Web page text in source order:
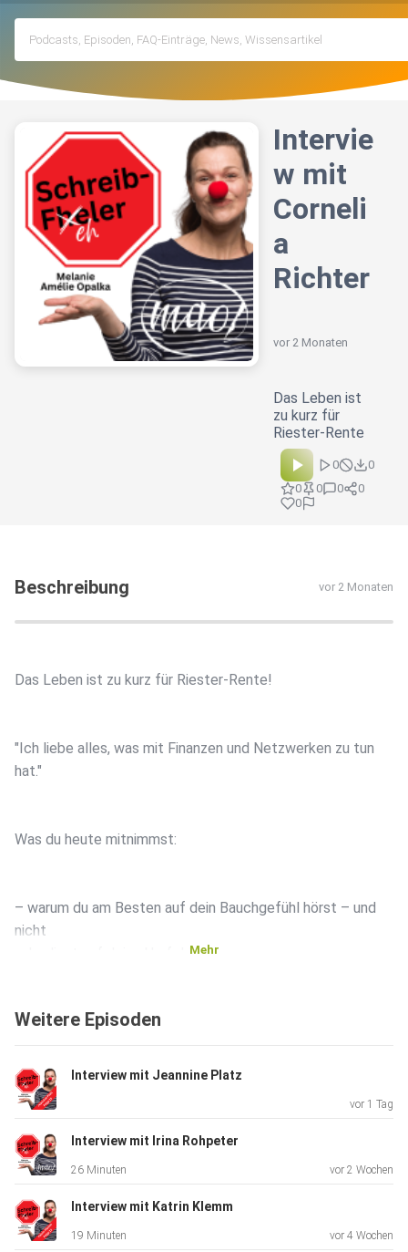
Intervie
w mit
Corneli
a
Richter
vor 2 Monaten
Das Leben ist
zu kurz für
Riester-Rente
0
0
0
0 0
0
0
Beschreibung vor 2 Monaten
Das Leben ist zu kurz für Riester-Rente!
"Ich liebe alles, was mit Finanzen und Netzwerken zu tun
hat."
Was du heute mitnimmst:
– warum du am Besten auf dein Bauchgefühl hörst – und
nicht
unbedingt auf deine Umfeld.
– Intuition flüstert, Ego schreit
– starte jede Entscheidung mit dem richtigen Mindset und
vor
allem jetzt – du bsit größer, als du denkst!
Wer mehr über Conny erfahren möchte:
Mehr
Weitere Episoden
Interview mit Jeannine Platz
vor 1 Tag
Interview mit Irina Rohpeter
26 Minuten vor 2 Wochen
Interview mit Katrin Klemm
19 Minuten vor 4 Wochen